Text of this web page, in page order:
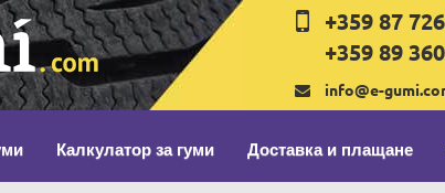
+359 87
+359 89
info@e-
Калкулатор за гуми Доставка и плащане